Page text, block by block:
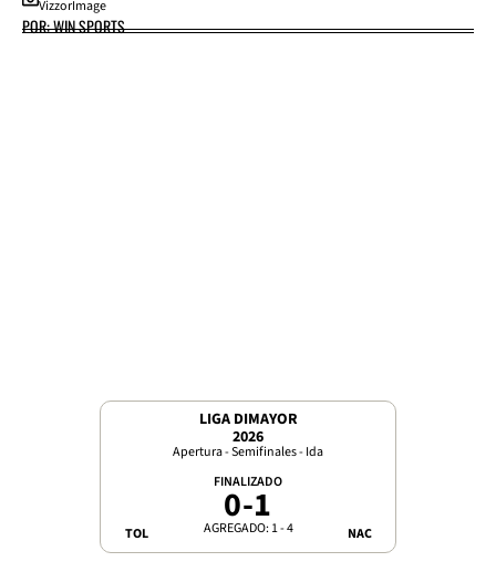
VizzorImage
POR: WIN SPORTS
LIGA DIMAYOR
2026
Apertura - Semifinales - Ida
TOL
FINALIZADO
0-1
AGREGADO: 1 - 4 NAC